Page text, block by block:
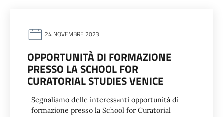
24 NOVEMBRE 2023
OPPORTUNITÀ DI FORMAZIONE
PRESSO LA SCHOOL FOR
CURATORIAL STUDIES VENICE
Segnaliamo delle interessаnti opportunità di
formazione presso la School for Curatorial